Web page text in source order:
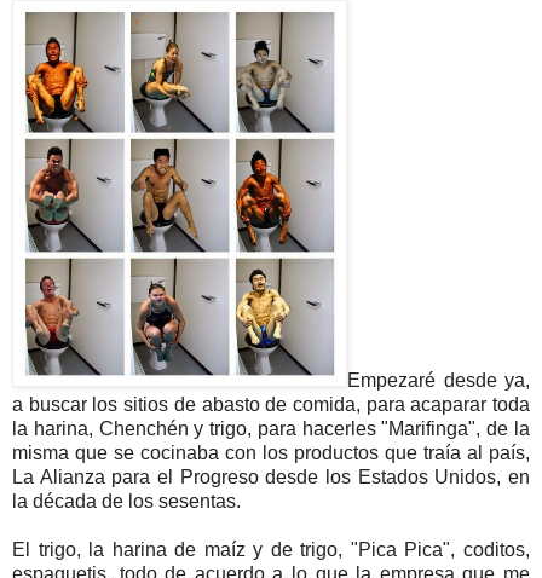
Empezaré desde ya,
a buscar los sitios de abasto de comida, para acaparar toda
la harina, Chenchén y trigo, para hacerles "Marifinga", de la
misma que se cocinaba con los productos que traía al país,
La Alianza para el Progreso desde los Estados Unidos, en
la década de los sesentas.
El trigo, la harina de maíz y de trigo, "Pica Pica", coditos,
espaguetis, todo de acuerdo a lo que la empresa que me